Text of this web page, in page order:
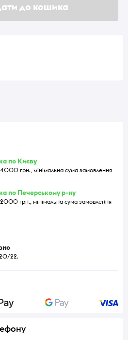
до кошика
по Києву
4000 грн., мінімальна сума замовлення
по Печерському р-ну
2000 грн., мінімальна сума замовлення
20/22.